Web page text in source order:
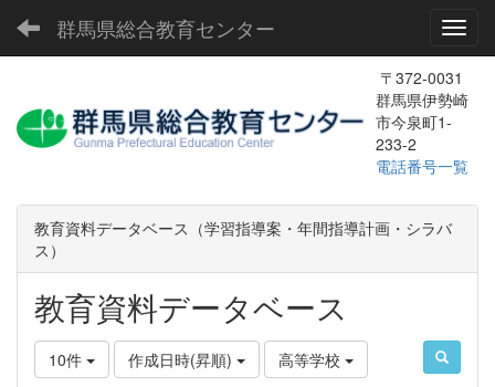
群馬県総合教育センター
〒372-0031
群馬県伊勢崎
市今泉町1-
233-2
電話番号一覧
教育資料データベース（学習指導案・年間指導計画・シラバ
ス）
教育資料データベース
10件 作成日時(昇順) 高等学校